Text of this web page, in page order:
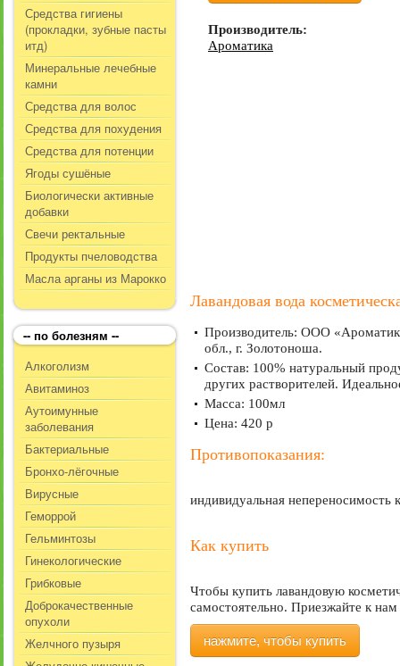
Средства гигиены
(прокладки, зубные пасты
итд)
Минеральные лечебные
камни
Средства для волос
Средства для похудения
Средства для потенции
Ягоды сушёные
Биологически активные
добавки
Свечи ректальные
Продукты пчеловодства
Масла арганы из Марокко
-- по болезням --
Алкоголизм
Авитаминоз
Аутоимунные
заболевания
Бактериальные
Бронхо-лёгочные
Вирусные
Геморрой
Гельминтозы
Гинекологические
Грибковые
Доброкачественные
опухоли
Желчного пузыря
Производитель:
Ароматика
Лавандовая вода
Производитель: ООО
обл., г. Золотоноша.
Состав: 100% натуральный
других растворителей.
Масса: 100мл
Цена: 420 р
Противопоказания:
индивидуальная непереносимость
Как купить
Чтобы купить лавандовую
самостоятельно. Приезжайте к
нажмите, чтобы купить